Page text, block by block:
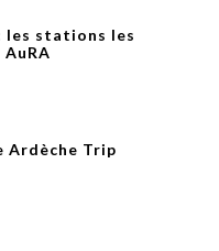
les stations les
Ardèche Trip